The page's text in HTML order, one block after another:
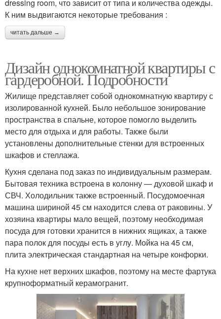
dressing room, что зависит от типа и количества одежды.
К ним выдвигаются некоторые требования :
читать дальше →
Дизайн однокомнатной квартиры с
гардеробной. Подробности
Жилище представляет собой однокомнатную квартиру с
изолированной кухней. Было небольшое зонирование
пространства в спальне, которое помогло выделить
место для отдыха и для работы. Также были
установлены дополнительные стенки для встроенных
шкафов и стеллажа.
Кухня сделана под заказ по индивидуальным размерам.
Бытовая техника встроена в колонну — духовой шкаф и
СВЧ. Холодильник также встроенный. Посудомоечная
машина шириной 45 см находится слева от раковины. У
хозяина квартиры мало вещей, поэтому необходимая
посуда для готовки хранится в нижних ящиках, а также
пара полок для посуды есть в углу. Мойка на 45 см,
плита электрическая стандартная на четыре конфорки.
На кухне нет верхних шкафов, поэтому на месте фартука
крупноформатный керамогранит.